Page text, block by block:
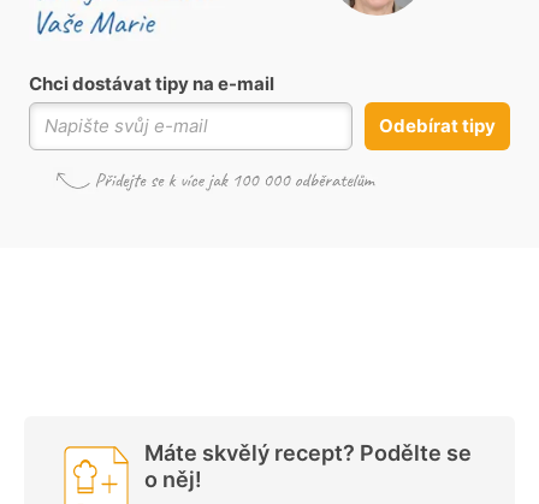
Chci dostávat tipy na e-mail
Odebírat tipy
Máte skvělý recept? Podělte se
o něj!